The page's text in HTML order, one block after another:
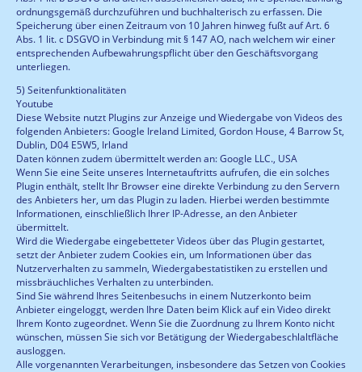
ordnungsgemäß durchzuführen und buchhalterisch zu erfassen. Die
Speicherung über einen Zeitraum von 10 Jahren hinweg fußt auf Art. 6
Abs. 1 lit. c DSGVO in Verbindung mit § 147 AO, nach welchem wir einer
entsprechenden Aufbewahrungspflicht über den Geschäftsvorgang
unterliegen.
5) Seitenfunktionalitäten
Youtube
Diese Website nutzt Plugins zur Anzeige und Wiedergabe von Videos des
folgenden Anbieters: Google Ireland Limited, Gordon House, 4 Barrow St,
Dublin, D04 E5W5, Irland
Daten können zudem übermittelt werden an: Google LLC., USA
Wenn Sie eine Seite unseres Internetauftritts aufrufen, die ein solches
Plugin enthält, stellt Ihr Browser eine direkte Verbindung zu den Servern
des Anbieters her, um das Plugin zu laden. Hierbei werden bestimmte
Informationen, einschließlich Ihrer IP-Adresse, an den Anbieter
übermittelt.
Wird die Wiedergabe eingebetteter Videos über das Plugin gestartet,
setzt der Anbieter zudem Cookies ein, um Informationen über das
Nutzerverhalten zu sammeln, Wiedergabestatistiken zu erstellen und
missbräuchliches Verhalten zu unterbinden.
Sind Sie während Ihres Seitenbesuchs in einem Nutzerkonto beim
Anbieter eingeloggt, werden Ihre Daten beim Klick auf ein Video direkt
Ihrem Konto zugeordnet. Wenn Sie die Zuordnung zu Ihrem Konto nicht
wünschen, müssen Sie sich vor Betätigung der Wiedergabeschlaltfläche
ausloggen.
Alle vorgenannten Verarbeitungen, insbesondere das Setzen von Cookies